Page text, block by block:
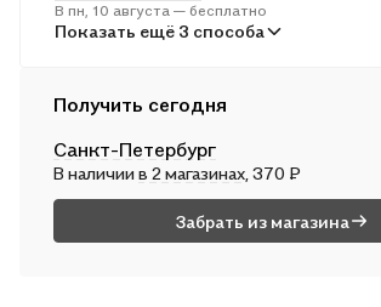
В пн, 10 августа — бесплатно
В пунктах выдачи
Во вт, 11 августа — от 312 ₽
Почтой России
В ср, 12 августа — от 500 ₽
Показать ещё 3 способа
Получить сегодня
Санкт-Петербург
В наличиив 2 магазинах , 370 ₽
Забрать из магазина